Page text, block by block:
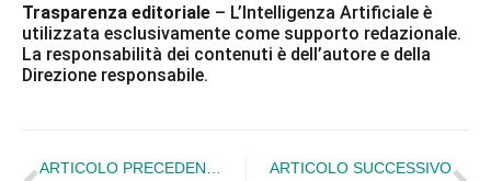
Trasparenza editoriale – L’Intelligenza Artificiale è
utilizzata esclusivamente come supporto redazionale.
La responsabilità dei contenuti è dell’autore e della
Direzione responsabile.
ARTICOLO SUCCESSIVO